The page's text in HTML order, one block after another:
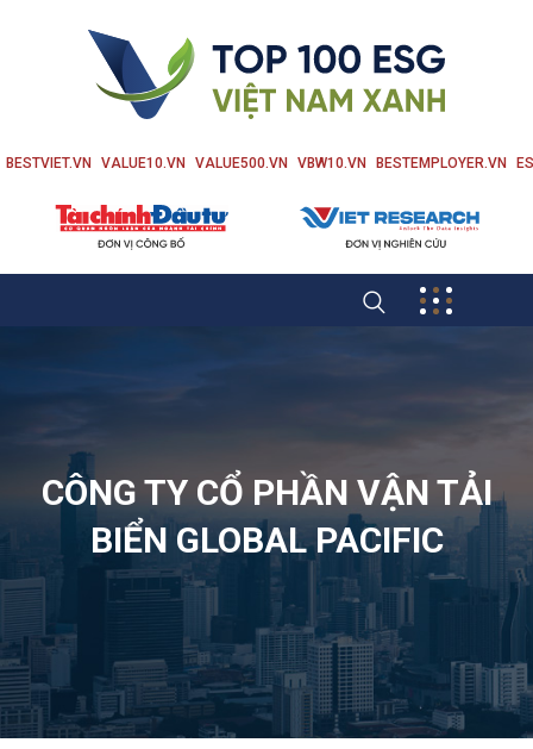
BESTVIET.VN VALUE10.VN VALUE500.VN VBW10.VN BESTEMPLOYER.VN
CÔNG TY CỔ PHẦN VẬN TẢI
BIỂN GLOBAL PACIFIC